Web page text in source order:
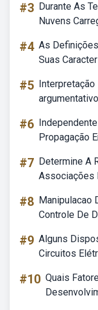
#3 Durante As
Nuvens
#4 As
Suas
#5
#6
Propagação
#7 Determine A
Associações
#8 Manipulacao
Controle De
#9 Alguns
Circuitos
#10 Quais